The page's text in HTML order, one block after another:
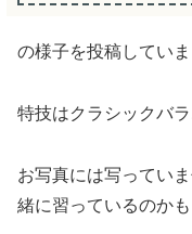
の様子を投稿していま
特技はクラシックバ
お写真には写ってい
緒に習っているのかも